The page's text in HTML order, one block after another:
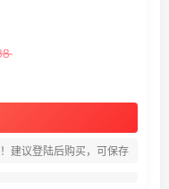
建议登陆后购买，可保存